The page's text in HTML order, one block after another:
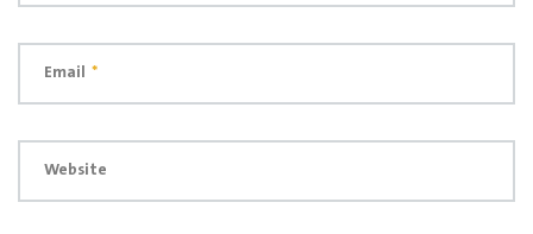
Email *
Website